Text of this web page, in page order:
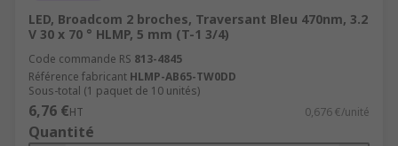
LED, Broadcom 2 broches, Traversant Bleu 470nm, 3.2
V 30 x 70 ° HLMP, 5 mm (T-1 3/4)
Code commande RS 813-4845
Référence fabricant HLMP-AB65-TW0DD
Sous-total (1 paquet de 10 unités)
6,76 €HT 0,676 €/unité
Quantité